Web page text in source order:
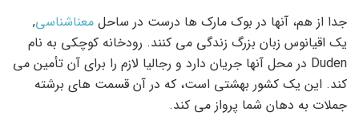
جدا از هم، آنها در بوک مارک ها درست در ساحل معناشناسی,
یک اقیانوس زبان بزرگ زندگی می کنند. رودخانه کوچکی به نام
Duden در محل آنها جریان دارد و رجالیا لازم را برای آن تأمین می
کند. این یک کشور بهشتی است، که در آن قسمت های برشته
جملات به دهان شما پرواز می کند.